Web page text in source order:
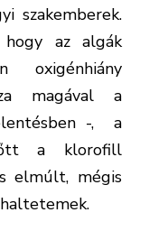
szakemberek.
az algák
oxigénhiány
magával a
-, a
a klorofill
elmúlt, mégis